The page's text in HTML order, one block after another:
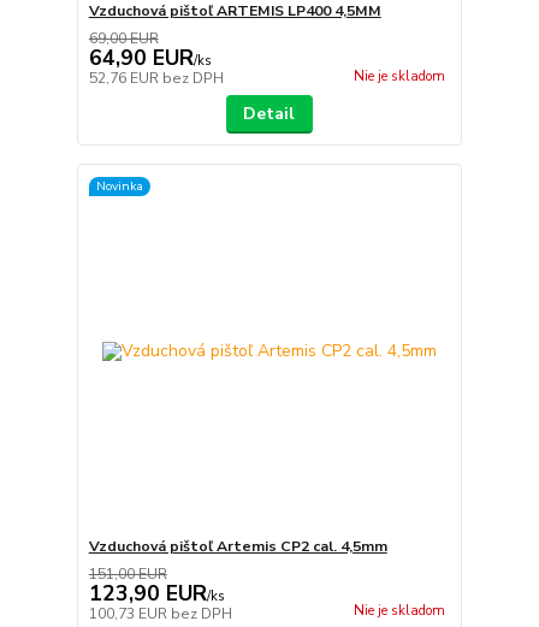
Vzduchová pištoľ ARTEMIS LP400 4,5MM
69,00 EUR
64,90 EUR/ks
52,76 EUR bez DPH Nie je skladom
Detail
Novinka
Vzduchová pištoľ Artemis CP2 cal. 4,5mm
151,00 EUR
123,90 EUR/ks
100,73 EUR bez DPH Nie je skladom